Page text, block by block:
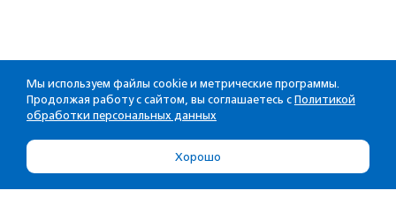
Мы используем файлы cookie и метрические программы.
Продолжая работу с сайтом, вы соглашаетесь с Политикой
обработки персональных данных
Хорошо